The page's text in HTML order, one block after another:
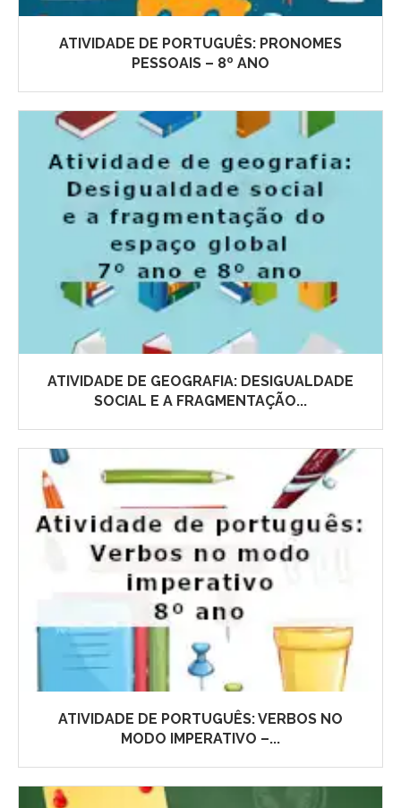
ATIVIDADE DE PORTUGUÊS: PRONOMES
PESSOAIS – 8º ANO
ATIVIDADE DE GEOGRAFIA: DESIGUALDADE
SOCIAL E A FRAGMENTAÇÃO...
ATIVIDADE DE PORTUGUÊS: VERBOS NO
MODO IMPERATIVO –...